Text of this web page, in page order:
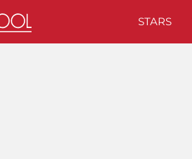
STARS